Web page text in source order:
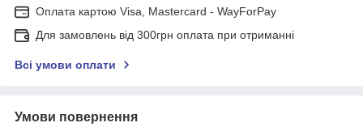
Оплата картою Visa, Mastercard - WayForPay
Для замовлень від 300грн оплата при отриманні
Всі умови оплати
Умови повернення